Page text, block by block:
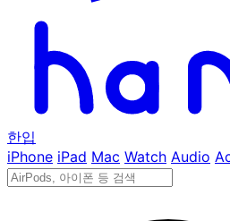
한입
iPhone iPad Mac Watch Audio